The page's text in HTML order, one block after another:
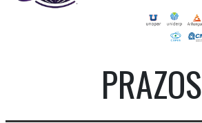
PRAZOS